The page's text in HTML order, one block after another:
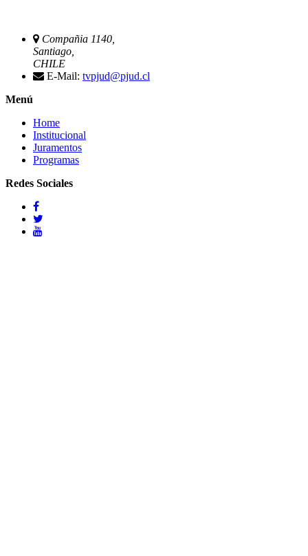
Compañia 1140,
Santiago,
CHILE
E-Mail: tvpjud@pjud.cl
Menú
Home
Institucional
Juramentos
Programas
Redes Sociales